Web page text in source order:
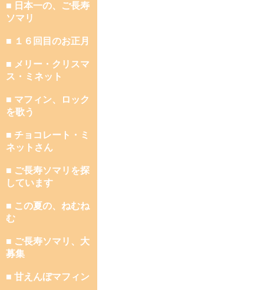
■ 日本一の、ご長寿
ソマリ
■ １６回目のお正月
■ メリー・クリスマ
ス・ミネット
■ マフィン、ロック
を歌う
■ チョコレート・ミ
ネットさん
■ ご長寿ソマリを探
しています
■ この夏の、ねむね
む
■ ご長寿ソマリ、大
募集
■ 甘えんぼマフィン